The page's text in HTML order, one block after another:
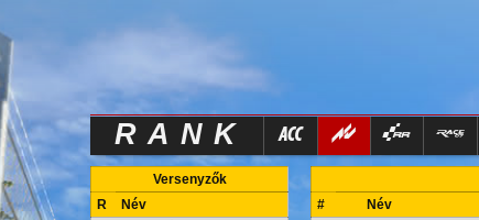
RANK
Versenyzők
R
Név
#
Név